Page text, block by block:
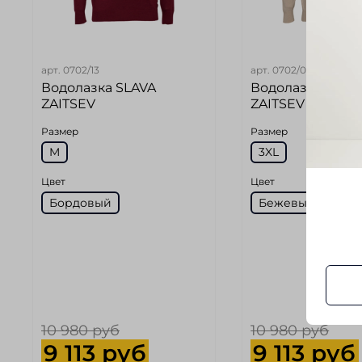
арт. 0702/13
Водолазка SLAVA
ZAITSEV
Размер
M
Цвет
Бордовый
10 980 руб
9 113 руб
арт.0702/05
Водолазка SLAVA
ZAITSEV
Размер
3XL
Цвет
Бежевый
10 980 руб
9 113 руб